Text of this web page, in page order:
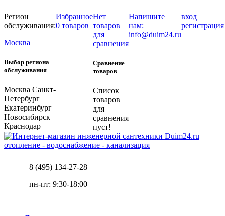
Регион
обслуживания:
Москва
Выбор региона
обслуживания
Москва Санкт-
Петербург
Екатеринбург
Новосибирск
Краснодар
Избранное
0 товаров
Нет
товаров
для
сравнения
Сравнение
товаров
Список
товаров
для
сравнения
пуст!
Напишите
нам:
info@duim24.ru
вход
регистрация
отопление - водоснабжение - канализация
8 (495) 134-27-28
пн-пт: 9:30-18:00